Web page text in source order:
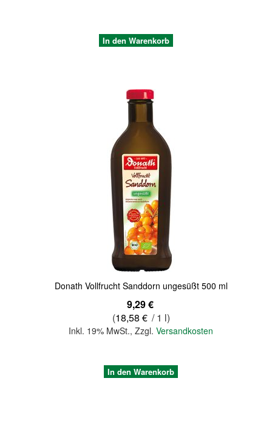
In den Warenkorb
Donath Vollfrucht Sanddorn ungesüßt 500 ml
9,29 €
(18,58 € / 1 l)
Inkl. 19% MwSt.,Zzgl.Versandkosten
In den Warenkorb